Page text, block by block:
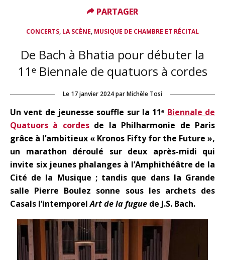
CONCERTS, LA SCÈNE, MUSIQUE DE CHAMBRE ET RÉCITAL
De Bach à Bhatia pour débuter la
11ᵉ Biennale de quatuors à cordes
Le 17 janvier 2024parMichèle Tosi
Un vent de jeunesse souffle sur la 11ᵉ Biennale de
Quatuors à cordesde la Philharmonie de Paris
grâce à l’ambitieux « Kronos Fifty for the Future »,
un marathon déroulé sur deux après-midi qui
invite six jeunes phalanges à l’Amphithéâtre de la
Cité de la Musique ; tandis que dans la Grande
salle Pierre Boulez sonne sous les archets des
Casals l’intemporelArt de la fugue de J.S. Bach.
PARTAGER
PARTAGER